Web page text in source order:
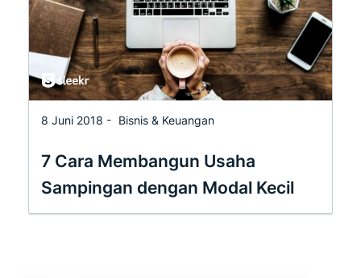
8 Juni 2018 - Bisnis & Keuangan
7 Cara Membangun Usaha
Sampingan dengan Modal Kecil